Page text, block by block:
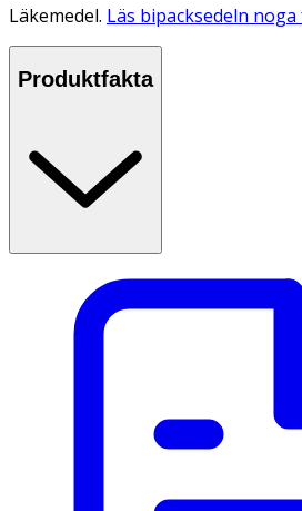
Läkemedel. Läs bipacksedeln
Produktfakta